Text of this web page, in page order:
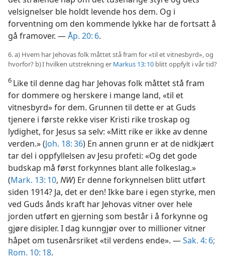
velsignelser ble holdt levende hos dem. Og i
forventning om den kommende lykke har de fortsatt å
gå framover. —Åp. 20: 6.
6. a) Hvem har Jehovas folk måttet stå fram for «til et vitnesbyrd», og
hvorfor? b) I hvilken utstrekning er Markus 13: 10 blitt oppfylt i vår tid?
6 Like til denne dag har Jehovas folk måttet stå fram
for dommere og herskere i mange land, «til et
vitnesbyrd» for dem. Grunnen til dette er at Guds
tjenere i første rekke viser Kristi rike troskap og
lydighet, for Jesus sa selv: «Mitt rike er ikke av denne
verden.» (Joh. 18: 36) En annen grunn er at de nidkjært
tar del i oppfyllelsen av Jesu profeti: «Og det gode
budskap må først forkynnes blant alle folkeslag.»
(Mark. 13: 10, NW) Er denne forkynnelsen blitt utført
siden 1914? Ja, det er den! Ikke bare i egen styrke, men
ved Guds ånds kraft har Jehovas vitner over hele
jorden utført en gjerning som består i å forkynne og
gjøre disipler. I dag kunngjør over to millioner vitner
håpet om tusenårsriket «til verdens ende». —Sak. 4: 6;
Rom. 10: 18.